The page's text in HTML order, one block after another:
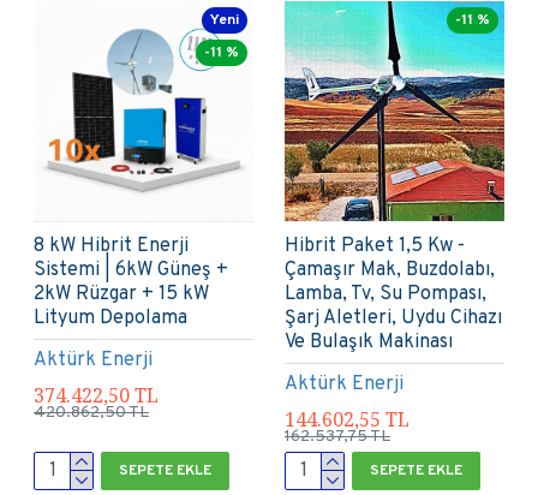
-11 %
Aktürk Enerji
Hibrit Paket 2Kw -
Lamba, Tv, Çamaşır Mak,
Bulaşık Mak, Buzdolabı,
Su Pompası ve
Aydınlatma
179.838,90 TL
SEPETE EKLE
-11 %
Aktürk Enerji
Hibrit Paket 3 Kw -
Ekonomik Bir Evin Tüm
İhtiyacını Karşılar
217.687,50 TL
244.687,50 TL
SEPETE EKLE